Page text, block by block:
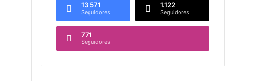
13.571
Seguidores
1.122
Seguidores
771
Seguidores